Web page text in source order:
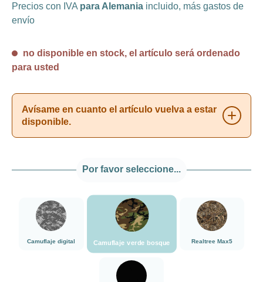
Precios con IVA para Alemania incluido, más gastos de
envío
no disponible en stock, el artículo será ordenado
para usted
Avísame en cuanto el artículo vuelva a estar
disponible.
Por favor seleccione...
Camuflaje digital
###Camuflaje digital###LensCoat
Camuflaje verde bosque
###Camuflaje verde bosque###LensCoat
Realtree Max5
###Realtree
negro